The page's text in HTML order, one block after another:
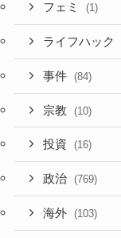
フェミ (1)
ライフハック
事件 (84)
宗教 (10)
投資 (16)
政治 (769)
海外 (103)